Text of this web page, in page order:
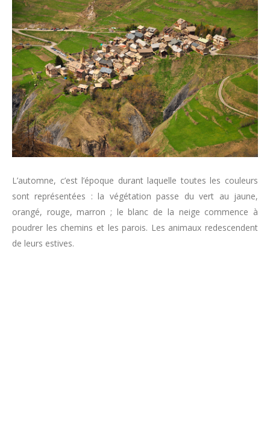
Mot de passe oublié?
Présentation du Dahut
Le gîte
Histoire
Localisation
Disponibilités et tarifs
Contacts
L’automne, c’est l’époque durant laquelle toutes les couleurs
sont représentées : la végétation passe du vert au jaune,
orangé, rouge, marron ; le blanc de la neige commence à
poudrer les chemins et les parois. Les animaux redescendent
de leurs estives.